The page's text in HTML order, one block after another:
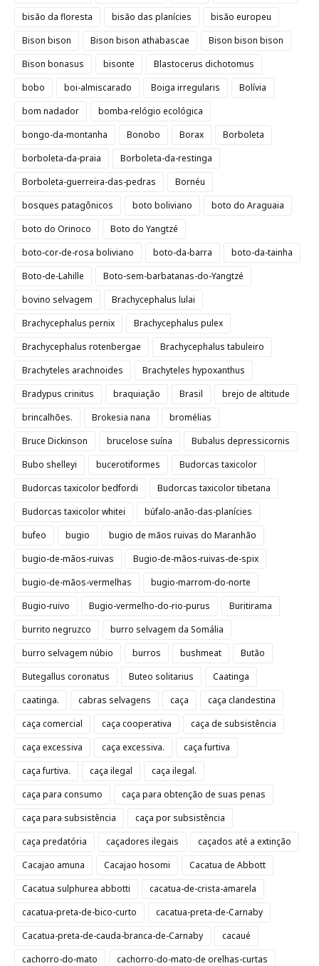
bisão da floresta
bisão das planícies
bisão europeu
Bison bison
Bison bison athabascae
Bison bison bison
Bison bonasus
bisonte
Blastocerus dichotomus
bobo
boi-almiscarado Boiga irregularis
Bolívia
bom nadador
bomba-relógio ecológica
bongo-da-montanha
Bonobo Borax
Borboleta
borboleta-da-praia
Borboleta-da-restinga
Borboleta-guerreira-das-pedras
Bornéu
bosques patagônicos
boto boliviano
boto do Araguaia
boto do Orinoco
Boto do Yangtzé
boto-cor-de-rosa boliviano
boto-da-barra
boto-da-tainha
Boto-de-Lahille
Boto-sem-barbatanas-do-Yangtzé
bovino selvagem
Brachycephalus lulai
Brachycephalus pernix
Brachycephalus pulex
Brachycephalus rotenbergae
Brachycephalus tabuleiro
Brachyteles arachnoides
Brachyteles hypoxanthus
Bradypus crinitus
braquiação Brasil
brejo de altitude
brincalhões.
Brokesia nana
bromélias
Bruce Dickinson
brucelose suína
Bubalus depressicornis
Bubo shelleyi
bucerotiformes
Budorcas taxicolor
Budorcas taxicolor bedfordi
Budorcas taxicolor tibetana
Budorcas taxicolor whitei
búfalo-anão-das-planícies
bufeo
bugio
bugio de mãos ruivas do Maranhão
bugio-de-mãos-ruivas
Bugio-de-mãos-ruivas-de-spix
bugio-de-mãos-vermelhas
bugio-marrom-do-norte
Bugio-ruivo
Bugio-vermelho-do-rio-purus
Buritirama
burrito negruzco
burro selvagem da Somália
burro selvagem núbio
burros bushmeat
Butão
Butegallus coronatus
Buteo solitarius
Caatinga
caatinga.
cabras selvagens caça
caça clandestina
caça comercial
caça cooperativa
caça de subsistência
caça excessiva
caça excessiva.
caça furtiva
caça furtiva.
caça ilegal
caça ilegal.
caça para consumo
caça para obtenção de suas penas
caça para subsistência
caça por subsistência
caça predatória
caçadores ilegais
caçados até a extinção
Cacajao amuna
Cacajao hosomi
Cacatua de Abbott
Cacatua sulphurea abbotti
cacatua-de-crista-amarela
cacatua-preta-de-bico-curto
cacatua-preta-de-Carnaby
Cacatua-preta-de-cauda-branca-de-Carnaby
cacaué
cachorro-do-mato
cachorro-do-mato-de orelhas-curtas